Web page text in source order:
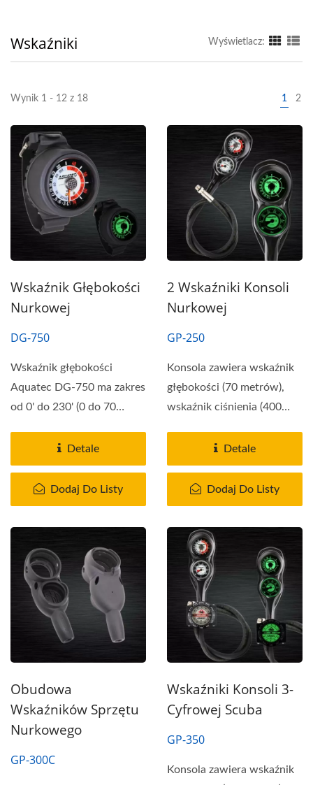
Wskaźniki Wyświetlacz:
Wynik 1 - 12 z 18 1 2
Wskaźnik Głębokości
Nurkowej
DG-750
Wskaźnik głębokości
Aquatec DG-750 ma zakres
od 0' do 230' (0 do 70
Detale
Dodaj Do Listy
2 Wskaźniki Konsoli
Nurkowej
GP-250
Konsola zawiera wskaźnik
głębokości (70 metrów),
wskaźnik ciśnienia (400
Detale
Dodaj Do Listy
Obudowa
Wskaźników Sprzętu
Nurkowego
GP-300C
Wskaźniki Konsoli 3-
Cyfrowej Scuba
GP-350
Konsola zawiera wskaźnik